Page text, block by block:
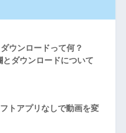
ウンロードって何？
ダウンロードについて
トアプリなしで動画を変